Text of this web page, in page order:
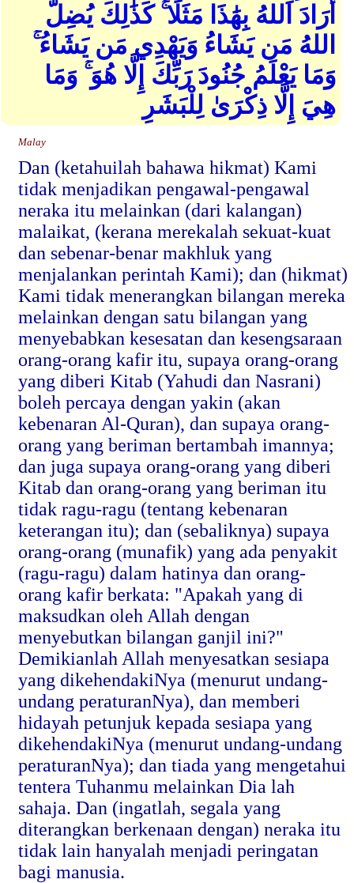
أَرَادَ اللهُ بِهَٰذَا مَثَلًا ۚ كَذَٰلِكَ يُضِلُّ
اللهُ مَن يَشَاءُ وَيَهْدِي مَن يَشَاءُ ۚ
وَمَا يَعْلَمُ جُنُودَ رَبِّكَ إِلَّا هُوَ ۚ وَمَا
هِيَ إِلَّا ذِكْرَىٰ لِلْبَشَرِ
Malay
Dan (ketahuilah bahawa hikmat) Kami
tidak menjadikan pengawal-pengawal
neraka itu melainkan (dari kalangan)
malaikat, (kerana merekalah sekuat-kuat
dan sebenar-benar makhluk yang
menjalankan perintah Kami); dan (hikmat)
Kami tidak menerangkan bilangan mereka
melainkan dengan satu bilangan yang
menyebabkan kesesatan dan kesengsaraan
orang-orang kafir itu, supaya orang-orang
yang diberi Kitab (Yahudi dan Nasrani)
boleh percaya dengan yakin (akan
kebenaran Al-Quran), dan supaya orang-
orang yang beriman bertambah imannya;
dan juga supaya orang-orang yang diberi
Kitab dan orang-orang yang beriman itu
tidak ragu-ragu (tentang kebenaran
keterangan itu); dan (sebaliknya) supaya
orang-orang (munafik) yang ada penyakit
(ragu-ragu) dalam hatinya dan orang-
orang kafir berkata: "Apakah yang di
maksudkan oleh Allah dengan
menyebutkan bilangan ganjil ini?"
Demikianlah Allah menyesatkan sesiapa
yang dikehendakiNya (menurut undang-
undang peraturanNya), dan memberi
hidayah petunjuk kepada sesiapa yang
dikehendakiNya (menurut undang-undang
peraturanNya); dan tiada yang mengetahui
tentera Tuhanmu melainkan Dia lah
sahaja. Dan (ingatlah, segala yang
diterangkan berkenaan dengan) neraka itu
tidak lain hanyalah menjadi peringatan
bagi manusia.